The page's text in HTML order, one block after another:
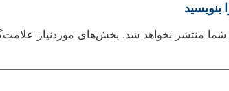
بنویسید
شما منتشر نخواهد شد. بخش‌های موردنیاز